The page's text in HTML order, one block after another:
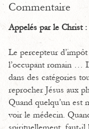
Commentaire
Appelés par le Christ
Le percepteur
l’occupant romain …
dans des catégories
reprocher Jésus aux
Quand quelqu’un est
voir le médecin.